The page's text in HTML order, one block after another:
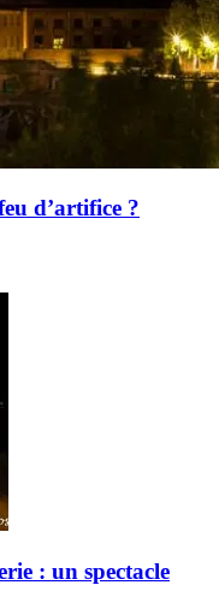
d’artifice ?
: un spectacle